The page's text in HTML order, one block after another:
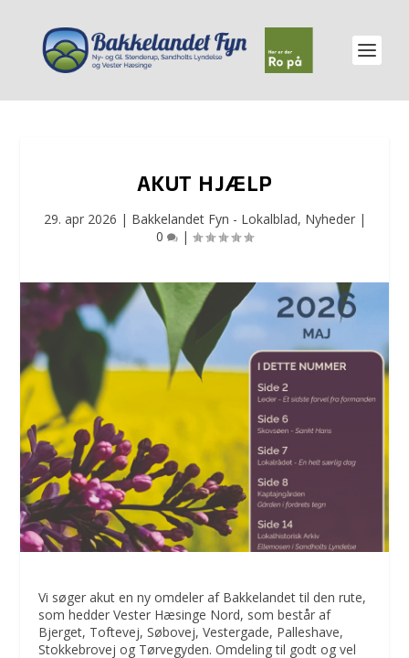
AKUT HJÆLP
29. apr 2026 | Bakkelandet Fyn - Lokalblad, Nyheder|
0
|
Vi søger akut en ny omdeler af Bakkelandet til den rute,
som hedder Vester Hæsinge Nord, som består af
Bjerget, Toftevej, Søbovej, Vestergade, Palleshave,
Stokkebrovej og Tørvegyden. Omdeling til godt og vel